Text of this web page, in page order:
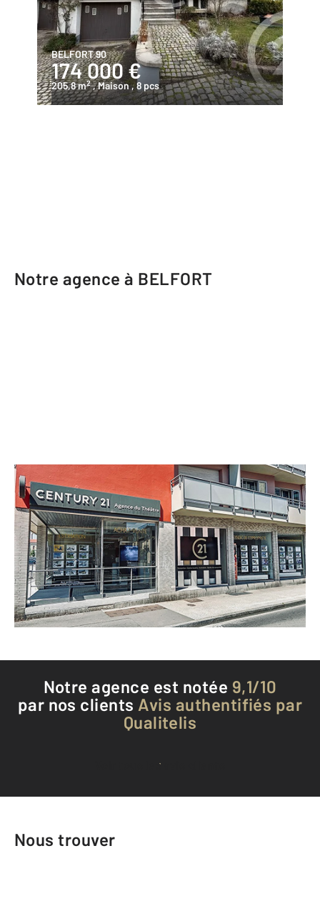
BELFORT 90
174 000 €
205,8 m2 , Maison, 8 pcs
Notre agence à BELFORT
CENTURY 21 Agence du Théâtre
2 rue Saint Antoine
BELFORT - 90000
Envoyer un message
Téléphoner à l'agence
Notre agence est notée 9,1/10
par nos clients Avis authentifiés par
Qualitelis
Voir tous les avis clients
Nous trouver